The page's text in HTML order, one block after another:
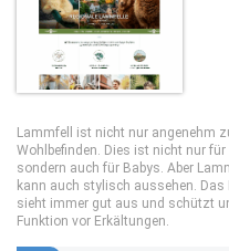
Lammfell ist nicht nur angenehm
Wohlbefinden. Dies ist nicht nur
sondern auch für Babys. Aber
kann auch stylisch aussehen. Das
sieht immer gut aus und schützt
Funktion vor Erkältungen.